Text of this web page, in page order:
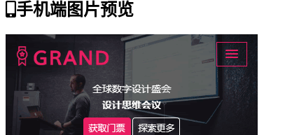
手机端图片预览